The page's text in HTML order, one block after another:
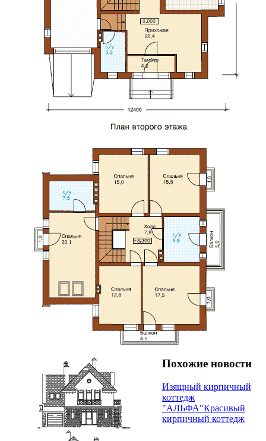
Похожие новости
Изящный кирпичный
коттедж
"АЛЬФА"Красивый
кирпичный коттедж